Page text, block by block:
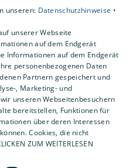
unseren: Datenschutzhinweise •
unserer Webseite
auf dem Endgerät
Informationen auf dem Endgerät
personenbezogenen Daten
Partnern gespeichert und
, Marketing- und
unseren Webseitenbesuchern
bereitstellen, Funktionen für
über deren Interessen
Cookies, die nicht
ZUM WEITERLESEN